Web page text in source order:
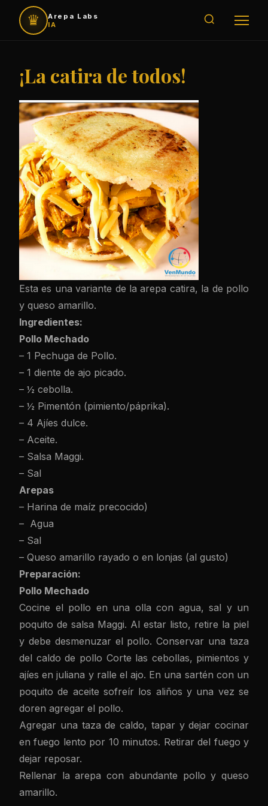
♛
Arepa Labs
IA
¡La catira de todos!
Esta es una variante de la arepa catira, la de pollo
y queso amarillo.
Ingredientes:
Pollo Mechado
– 1 Pechuga de Pollo.
– 1 diente de ajo picado.
– ½ cebolla.
– ½ Pimentón (pimiento/páprika).
– 4 Ajíes dulce.
– Aceite.
– Salsa Maggi.
– Sal
Arepas
– Harina de maíz precocido)
– Agua
– Sal
– Queso amarillo rayado o en lonjas (al gusto)
Preparación:
Pollo Mechado
Cocine el pollo en una olla con agua, sal y un
poquito de salsa Maggi. Al estar listo, retire la piel
y debe desmenuzar el pollo. Conservar una taza
del caldo de pollo Corte las cebollas, pimientos y
ajíes en juliana y ralle el ajo. En una sartén con un
poquito de aceite sofreír los aliños y una vez se
doren agregar el pollo.
Agregar una taza de caldo, tapar y dejar cocinar
en fuego lento por 10 minutos. Retirar del fuego y
dejar reposar.
Rellenar la arepa con abundante pollo y queso
amarillo.